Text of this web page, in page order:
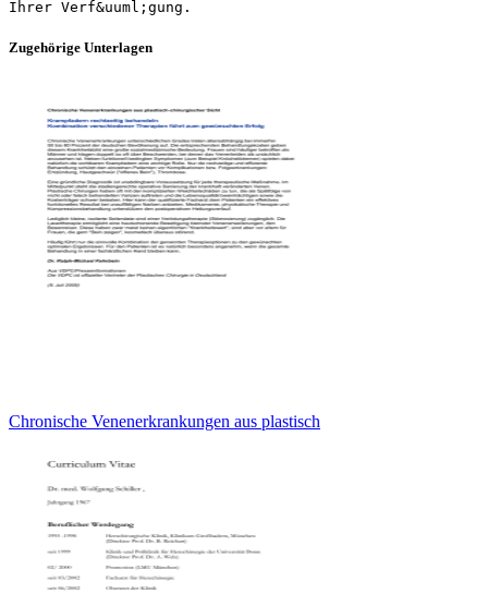
Zugehörige Unterlagen
Chronische Venenerkrankungen aus plastisch